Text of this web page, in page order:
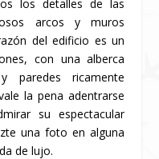
los detalles de las
arcos y muros
del edificio es un
con una alberca
paredes ricamente
la pena adentrarse
su espectacular
una foto en alguna
de lujo.